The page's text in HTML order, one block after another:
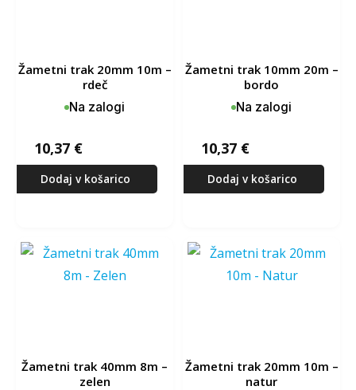
žametni trak 20mm 10m –
rdeč
Na zalogi
10,37 €
Dodaj v košarico
žametni trak 10mm 20m –
bordo
Na zalogi
10,37 €
Dodaj v košarico
žametni trak 40mm 8m –
zelen
žametni trak 20mm 10m –
natur